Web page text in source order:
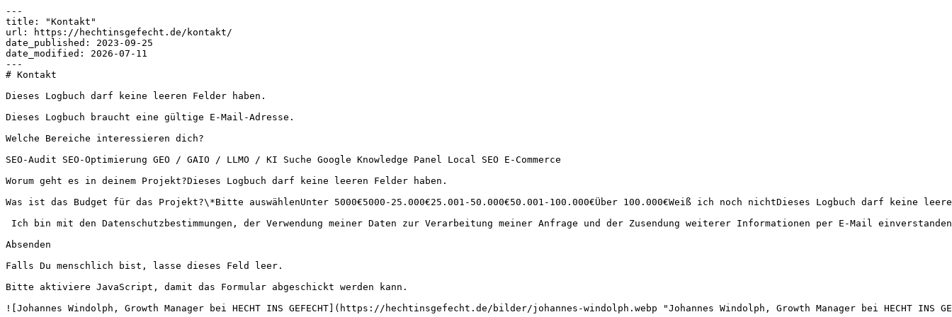
---
title: "Kontakt"
url: https://hechtinsgefecht.de/kontakt/
date_published: 2023-09-25
date_modified: 2026-07-11
---
# Kontakt
Dieses Logbuch darf keine leeren Felder haben.
Dieses Logbuch braucht eine gültige E-Mail-Adresse.
Welche Bereiche interessieren dich?
SEO-Audit SEO-Optimierung GEO / GAIO / LLMO / KI Suche Google Knowledge Panel Local SEO E-Commerce
Worum geht es in deinem Projekt?Dieses Logbuch darf keine leeren Felder haben.
Was ist das Budget für das Projekt?\*Bitte auswählenUnter 5000€5000-25.000€25.001-50.000€50.001-100.000€Über 100.000€Weiß ich noch nichtDieses Logbuch darf keine
Ich bin mit den Datenschutzbestimmungen, der Verwendung meiner Daten zur Verarbeitung meiner Anfrage und der Zusendung weiterer Informationen per E-Mail
Absenden
Falls Du menschlich bist, lasse dieses Feld leer.
Bitte aktiviere JavaScript, damit das Formular abgeschickt werden kann.
![Johannes Windolph, Growth Manager bei HECHT INS GEFECHT](https://hechtinsgefecht.de/bilder/johannes-windolph.webp "Johannes Windolph, Growth Manager bei HECHT INS